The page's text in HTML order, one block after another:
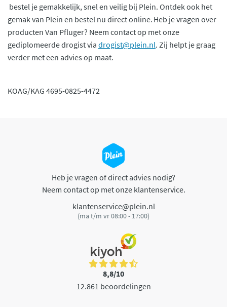
bestel je gemakkelijk, snel en veilig bij Plein. Ontdek ook het
gemak van Plein en bestel nu direct online. Heb je vragen over
producten Van Pfluger? Neem contact op met onze
gediplomeerde drogist via drogist@plein.nl. Zij helpt je graag
verder met een advies op maat.
KOAG/KAG 4695-0825-4472
Heb je vragen of direct advies nodig?
Neem contact op met onze klantenservice.
klantenservice@plein.nl
(ma t/m vr 08:00 - 17:00)
8,8/10
12.861 beoordelingen